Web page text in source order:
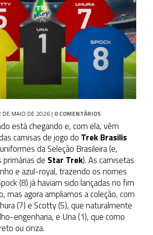
DE MAIO DE 2026| 0 COMENTÁRIOS
está chegando e, com ela, vêm
camisas de jogo do Trek Brasilis
da Seleção Brasileira (e,
primárias de Star Trek). As camisetas
e azul-royal, trazendo os nomes
(8) já haviam sido lançadas no fim
mas agora ampliamos a coleção, com
(7) e Scotty (5), que naturalmente
engenharia, e Una (1), que como
ou cinza.